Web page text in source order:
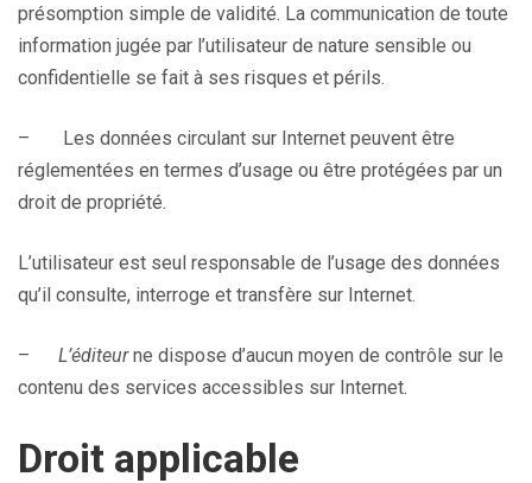
présomption simple de validité. La communication de toute
information jugée par l’utilisateur de nature sensible ou
confidentielle se fait à ses risques et périls.
– Les données circulant sur Internet peuvent être
réglementées en termes d’usage ou être protégées par un
droit de propriété.
L’utilisateur est seul responsable de l’usage des données
qu’il consulte, interroge et transfère sur Internet.
– L’éditeurne dispose d’aucun moyen de contrôle sur le
contenu des services accessibles sur Internet.
Droit applicable